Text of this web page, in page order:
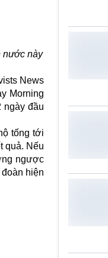
nước này
News
Morning
ngày đầu
tống tới
quả. Nếu
ngược
hiện